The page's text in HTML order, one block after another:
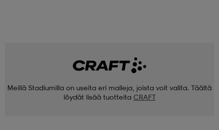
Meillä Stadiumilla on useita eri malleja, joista voit valita. Täältä
löydät lisää tuotteita CRAFT